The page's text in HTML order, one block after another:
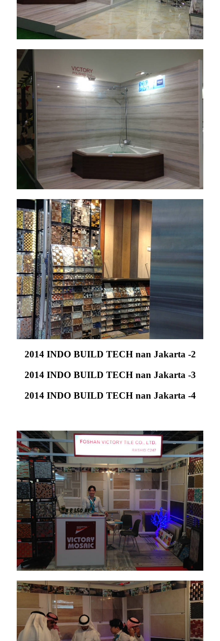
2014 INDO BUILD TECH nan Jakarta -2
2014 INDO BUILD TECH nan Jakarta -3
2014 INDO BUILD TECH nan Jakarta -4